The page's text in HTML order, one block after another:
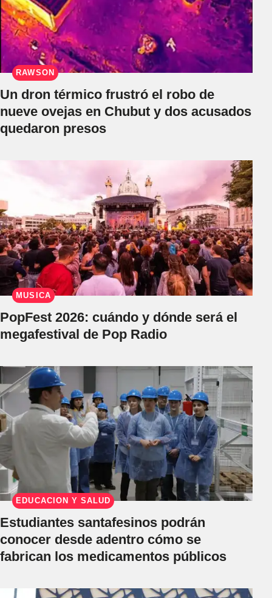
RAWSON
Un dron térmico frustró el robo de
nueve ovejas en Chubut y dos acusados
quedaron presos
MÚSICA
PopFest 2026: cuándo y dónde será el
megafestival de Pop Radio
EDUCACIÓN Y SALUD
Estudiantes santafesinos podrán
conocer desde adentro cómo se
fabrican los medicamentos públicos